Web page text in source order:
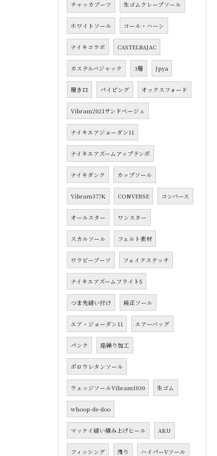
チャッカブーツ 生ゴムクレープソール
ホワイトソール コール・ハーン
ナイキコラボ CASTELBAJAC
カステルバジャック 3層 Jpya
履き口 パイピング オックスフォード
Vibram2021サンドベージュ
ナイキエアジョーダン11
ナイキエアズームアップテンポ
ナイキダンク カップソール
Vibram377K CONVERSE コンバース
オールスター ワンスター
スカルソール フェルト素材
ワラビーブーツ フェイクステッチ
ナイキエアズームフライト5
つま先縫い付け 純正ソール
エア・ジョーダン11 エアーバッグ
パンク 座繰り加工
ポロウレタンソール
ウェッジソールVibram1030 生ゴム
whoop-de-doo
マッケイ縫い積み上げヒール AKU
フィッシング 滑り ハイパーVソール